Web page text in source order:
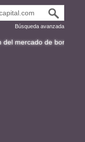
Búsqueda avanzada
bonos en Latinoamérica